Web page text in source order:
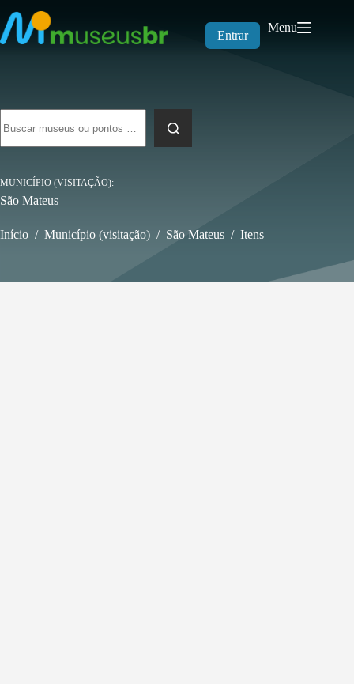
para
o
conteúdo
Entrar
Menu
resultados
MUNICÍPIO (VISITAÇÃO)
São Mateus
Início / Município (visitação) / São Mateus / Itens